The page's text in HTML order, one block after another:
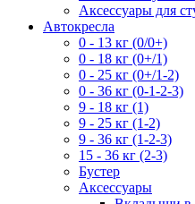
Аксессуары для
Автокресла
0 - 13 кг (0/0+)
0 - 18 кг (0+/1)
0 - 25 кг (0+/1-2)
0 - 36 кг (0-1-2-3)
9 - 18 кг (1)
9 - 25 кг (1-2)
9 - 36 кг (1-2-3)
15 - 36 кг (2-3)
Бустер
Аксессуары